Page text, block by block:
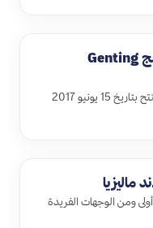
افتتاح الاوت ليت الجديد في جنتنج Genting
بتكلفة بلغت أكثر من 200 مليون رنجيت افتتح بتاريخ 15 يونيو 2017
ماليزيا
ومن الوجهات الفريدة